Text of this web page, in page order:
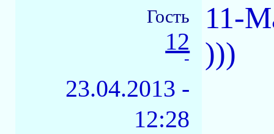
Гость
12
-
23.04.2013 -
12:28
11-
)))